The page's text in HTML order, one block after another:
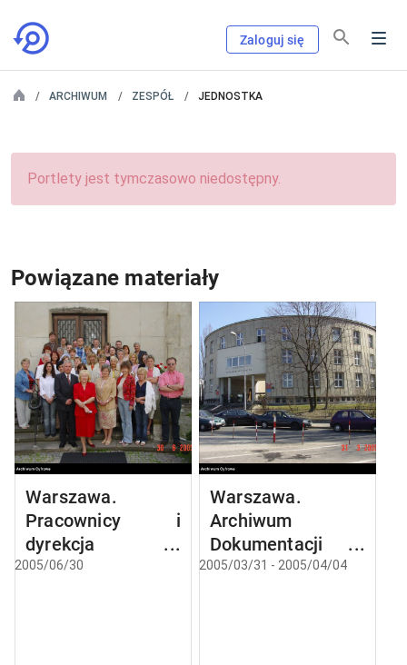
Zaloguj się
ARCHIWUM ZESPÓŁ JEDNOSTKA
Portlety jest tymczasowo niedostępny.
Powiązane materiały
Warszawa.
Pracownicy i
dyrekcja
Archiwum
2005/06/30
Warszawa.
Archiwum
Dokumentacji
Mechanicznej.
2005/03/31 - 2005/04/04